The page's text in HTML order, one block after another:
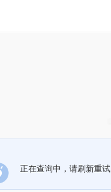
正在查询中，请刷新重试